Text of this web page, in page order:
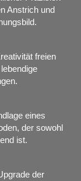
Anstrich und
freien
eines
der sowohl
ist.
der